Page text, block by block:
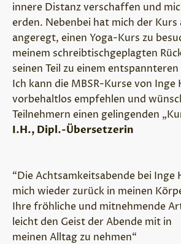
innere Distanz verschaffen und
erden. Nebenbei hat mich der Kurs
angeregt, einen Yoga-Kurs zu
meinem schreibtischgeplagten
seinen Teil zu einem
Ich kann die MBSR-Kurse von Inge
vorbehaltlos empfehlen und
Teilnehmern einen gelingenden
I.H., Dipl.-Übersetzerin
“Die Achtsamkeitsabende bei Inge
mich wieder zurück in meinen
Ihre fröhliche und mitnehmende
leicht den Geist der Abende mit in
meinen Alltag zu nehmen“